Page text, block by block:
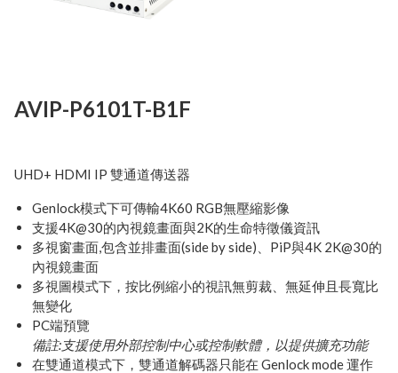
AVIP-P6101T-B1F
UHD+ HDMI IP 雙通道傳送器
Genlock模式下可傳輸4K60 RGB無壓縮影像
支援4K@30的內視鏡畫面與2K的生命特徵儀資訊
多視窗畫面,包含並排畫面(side by side)、PiP與4K 2K@30的
內視鏡畫面
多視圖模式下，按比例縮小的視訊無剪裁、無延伸且長寬比
無變化
PC端預覽
備註:支援使用外部控制中心或控制軟體，以提供擴充功能
在雙通道模式下，雙通道解碼器只能在 Genlock mode 運作